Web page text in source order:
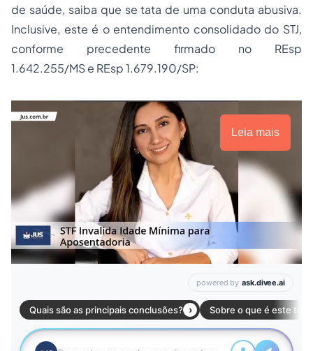
de saúde, saiba que se tata de uma conduta abusiva.
Inclusive, este é o entendimento consolidado do STJ,
conforme precedente firmado no REsp
1.642.255/MS e REsp 1.679.190/SP:
Leia mais